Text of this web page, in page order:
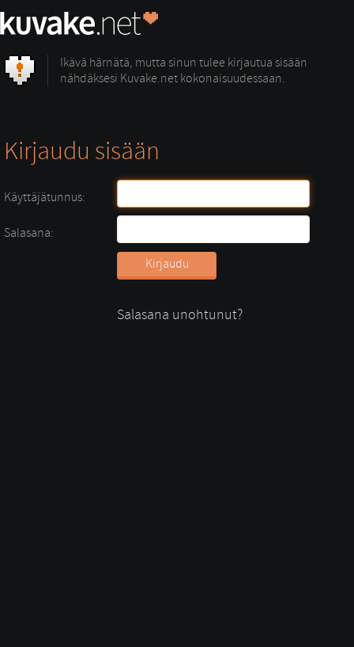
Ikävä härnätä, mutta sinun tulee kirjautua sisään
nähdäksesi Kuvake.net kokonaisuudessaan.
Kirjaudu sisään
Käyttäjätunnus:
Salasana:
Salasana unohtunut?